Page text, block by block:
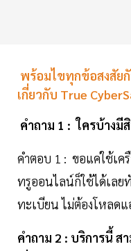
พร้อมไขทุกข้อสงสัย
เกี่ยวกับ True
คำถาม 1 : ใครบ้างมี
คำตอบ 1 : ขอแค่ใช้เค
ทรูออนไลน์ก็ใช้ได้เลย
ทะเบียน ไม่ต้องโหลด
คำถาม 2 : บริการนี้ ส